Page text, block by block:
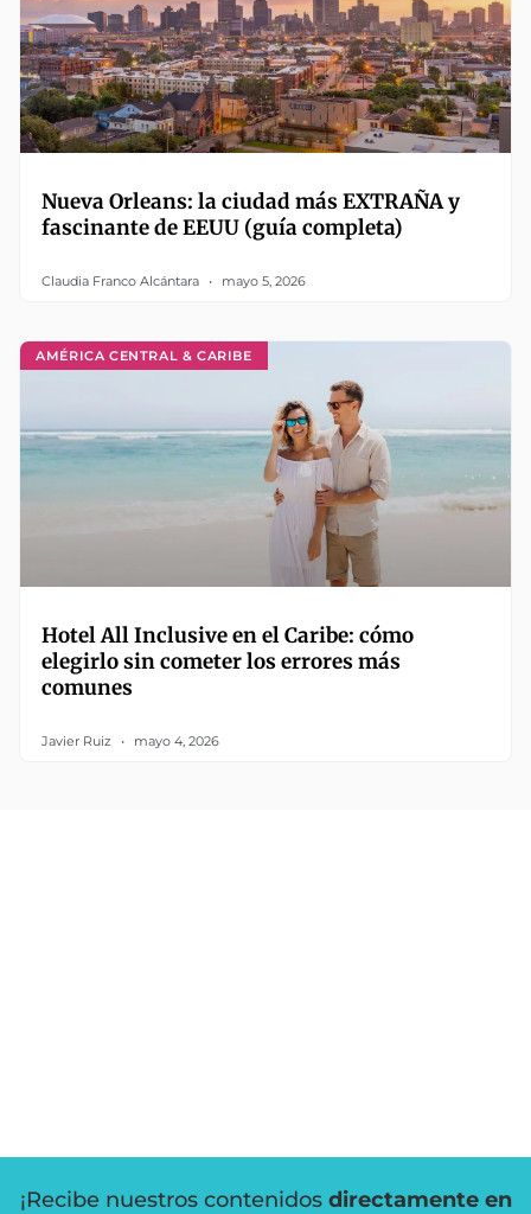
Nueva Orleans: la ciudad más EXTRAÑA y
fascinante de EEUU (guía completa)
Claudia Franco Alcántara mayo 5, 2026
AMÉRICA CENTRAL & CARIBE
Hotel All Inclusive en el Caribe: cómo
elegirlo sin cometer los errores más
comunes
Javier Ruiz mayo 4, 2026
¡Recibe nuestros contenidos directamente en